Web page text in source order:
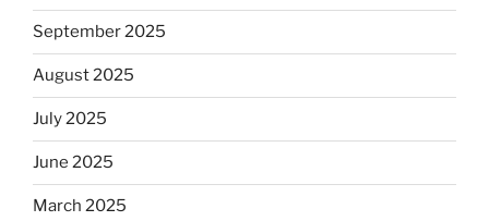
September 2025
August 2025
July 2025
June 2025
March 2025